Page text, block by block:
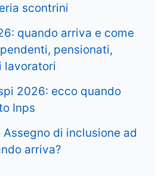
scontrini
quando arriva e come
pensionati,
lavoratori
2026: ecco quando
Inps
di inclusione ad
arriva?